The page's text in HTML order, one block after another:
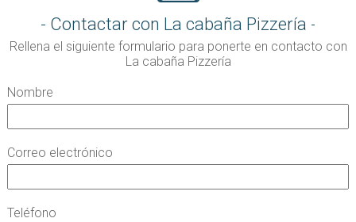
Contactar con La cabaña Pizzería
Rellena el siguiente formulario para ponerte en contacto con
La cabaña Pizzería
Nombre
Correo electrónico
Teléfono